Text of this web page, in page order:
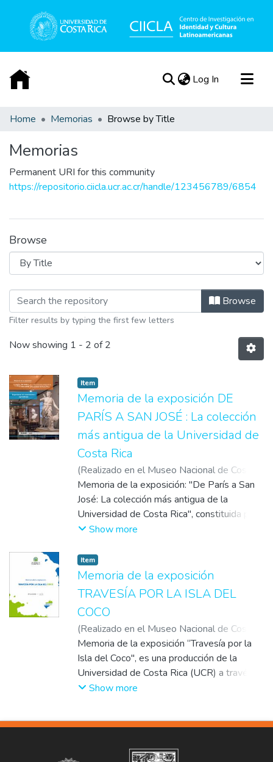
Log In (current)
Communities & Collections
Acerca de
Home Memorias Browse by Title
Memorias
Permanent URI for this community
https://repositorio.ciicla.ucr.ac.cr/handle/123456789/6854
Browse
Browsing Memorias by Title Browse
Filter results by typing the first few letters
Now showing 1 - 2 of 2
Item
Memoria de la exposición DE
PARÍS A SAN JOSÉ : La colección
más antigua de la Universidad de
Costa Rica
(Realizado en el Museo Nacional de Costa
Rica (MNCR),2016)Museo de la
Universidad de Costa Rica
Memoria de la exposición: "De París a San
José: La colección más antigua de la
Universidad de Costa Rica", constituida por
una selección de piezas de la Colección de
Escuela de Bellas Artes, representa una fiel
imagen de esta oportunidad.
Show more
Item
Memoria de la exposición
TRAVESÍA POR LA ISLA DEL
COCO
(Realizado en el Museo Nacional de Costa
Rica (MNCR),2019)Museo de la
Universidad de Costa Rica
Memoria de la exposición “Travesía por la
Isla del Coco", es una producción de la
Universidad de Costa Rica (UCR) a través
del Centro de Investigación en Ciencias del
su montaje se desarrolló en el Museo
Nacional de Costa Rica (MNCR) quien
Show more